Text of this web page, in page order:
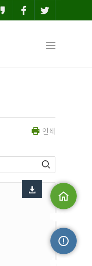
맵
인쇄
손상정보